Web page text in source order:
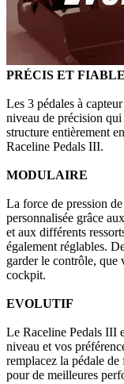
PRÉCIS ET FIABLE
Les 3 pédales à
niveau de précision qui
structure entièrement
Raceline Pedals III.
MODULAIRE
La force de pression
personnalisée grâce
et aux différents
également réglables.
garder le contrôle, que
cockpit.
EVOLUTIF
Le Raceline Pedals III
niveau et vos
remplacez la pédale
pour de meilleures